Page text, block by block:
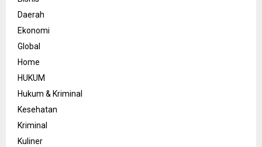
Daerah
Ekonomi
Global
Home
HUKUM
Hukum & Kriminal
Kesehatan
Kriminal
Kuliner